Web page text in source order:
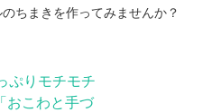
ちまきを作ってみませんか？
ぷりモチモチ
おこわと手づ